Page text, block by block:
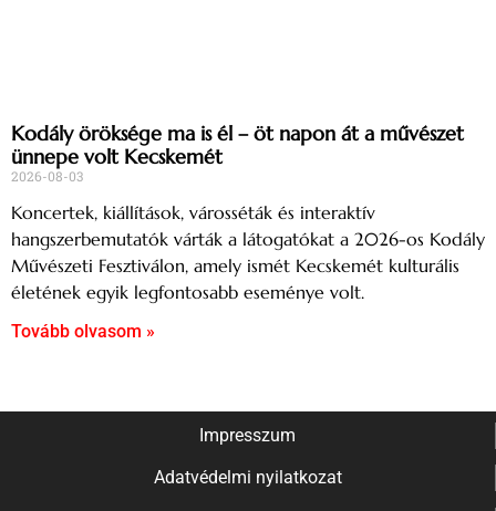
Kodály öröksége ma is él – öt napon át a művészet
ünnepe volt Kecskemét
2026-08-03
Koncertek, kiállítások, városséták és interaktív
hangszerbemutatók várták a látogatókat a 2026-os Kodály
Művészeti Fesztiválon, amely ismét Kecskemét kulturális
életének egyik legfontosabb eseménye volt.
Tovább olvasom »
Impresszum
Adatvédelmi nyilatkozat